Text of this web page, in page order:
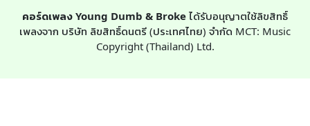
คอร์ดเพลง Young Dumb & Broke ได้รับอนุญาตใช้ลิขสิทธิ์
เพลงจาก บริษัท ลิขสิทธิ์ดนตรี (ประเทศไทย) จำกัด MCT: Music
Copyright (Thailand) Ltd.